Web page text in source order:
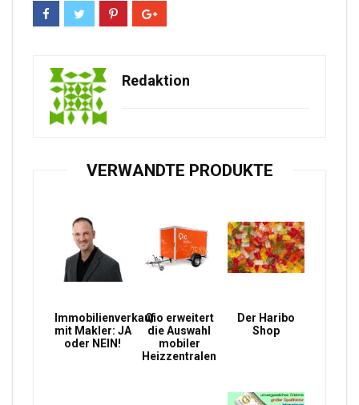
Redaktion
VERWANDTE PRODUKTE
Immobilienverkauf
mit Makler: JA
oder NEIN!
Qio erweitert
die Auswahl
mobiler
Heizzentralen
Der Haribo
Shop